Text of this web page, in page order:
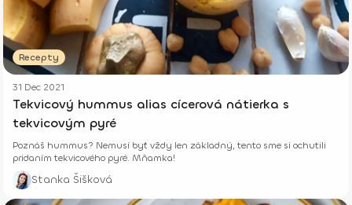
Recepty
31 Dec 2021
Tekvicový hummus alias cícerová nátierka s
tekvicovým pyré
Poznáš hummus? Nemusí byť vždy len základný, tento sme si ochutili
pridaním tekvicového pyré. Mňamka!
Stanka Šišková